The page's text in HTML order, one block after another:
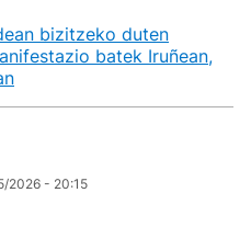
bizitzeko duten
batek Iruñean,
2026 - 20:15